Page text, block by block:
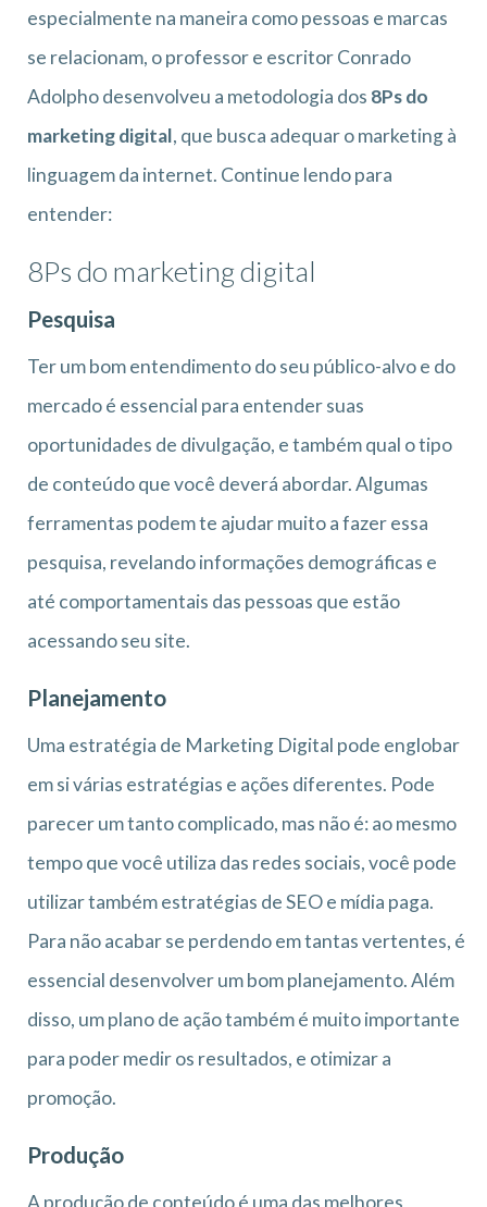
especialmente na maneira como pessoas e marcas
se relacionam, o professor e escritor Conrado
Adolpho desenvolveu a metodologia dos 8Ps do
marketing digital, que busca adequar o marketing à
linguagem da internet. Continue lendo para
entender:
8Ps do marketing digital
Pesquisa
Ter um bom entendimento do seu público-alvo e do
mercado é essencial para entender suas
oportunidades de divulgação, e também qual o tipo
de conteúdo que você deverá abordar. Algumas
ferramentas podem te ajudar muito a fazer essa
pesquisa, revelando informações demográficas e
até comportamentais das pessoas que estão
acessando seu site.
Planejamento
Uma estratégia de Marketing Digital pode englobar
em si várias estratégias e ações diferentes. Pode
parecer um tanto complicado, mas não é: ao mesmo
tempo que você utiliza das redes sociais, você pode
utilizar também estratégias de SEO e mídia paga.
Para não acabar se perdendo em tantas vertentes, é
essencial desenvolver um bom planejamento. Além
disso, um plano de ação também é muito importante
para poder medir os resultados, e otimizar a
promoção.
Produção
A produção de conteúdo é uma das melhores